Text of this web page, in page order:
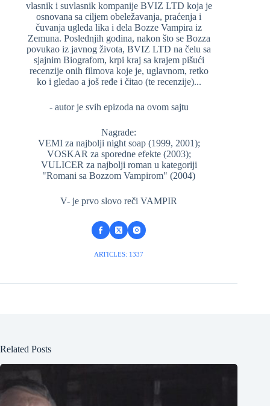
vlasnik i suvlasnik kompanije BVIZ LTD koja je
osnovana sa ciljem obeležavanja, praćenja i
čuvanja ugleda lika i dela Bozze Vampira iz
Zemuna. Poslednjih godina, nakon što se Bozza
povukao iz javnog života, BVIZ LTD na čelu sa
sjajnim Biografom, krpi kraj sa krajem pišući
recenzije onih filmova koje je, uglavnom, retko
ko i gledao a još ređe i čitao (te recenzije)...
- autor je svih epizoda na ovom sajtu
Nagrade:
VEMI za najbolji night soap (1999, 2001);
VOSKAR za sporedne efekte (2003);
VULICER za najbolji roman u kategoriji
"Romani sa Bozzom Vampirom" (2004)
V- je prvo slovo reči VAMPIR
ARTICLES: 1337
Related Posts